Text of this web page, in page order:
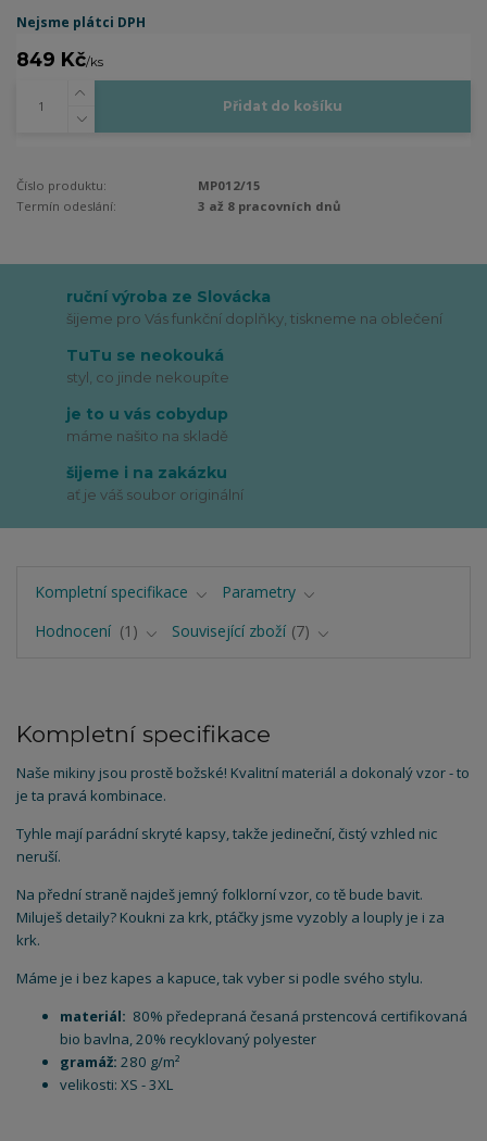
Nejsme plátci DPH
849 Kč/ks
Přidat do košíku
Číslo produktu:
MP012/15
Termín odeslání:
3 až 8 pracovních dnů
ruční výroba ze Slovácka
šijeme pro Vás funkční doplňky, tiskneme na oblečení
TuTu se neokouká
styl, co jinde nekoupíte
je to u vás cobydup
máme našito na skladě
šijeme i na zakázku
ať je váš soubor originální
Kompletní specifikace
Parametry
Hodnocení
1 Související zboží 7
Kompletní specifikace
Naše mikiny jsou prostě božské! Kvalitní materiál a dokonalý vzor - to
je ta pravá kombinace.
Tyhle mají parádní skryté kapsy, takže jedineční, čistý vzhled nic
neruší.
Na přední straně najdeš jemný folklorní vzor, co tě bude bavit.
Miluješ detaily? Koukni za krk, ptáčky jsme vyzobly a louply je i za
krk.
Máme je i bez kapes a kapuce, tak vyber si podle svého stylu.
materiál: 80% předepraná česaná prstencová certifikovaná
bio bavlna, 20% recyklovaný polyester
gramáž: 280 g/m²
velikosti: XS - 3XL